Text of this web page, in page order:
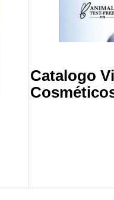
Catalogo